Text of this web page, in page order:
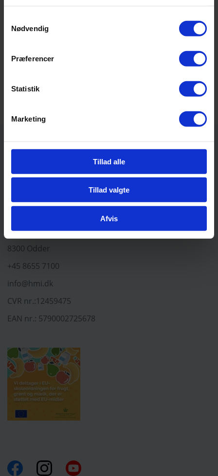
Nødvendig
Præferencer
Statistik
Marketing
Tillad alle
Tillad valgte
Afvis
Hou Maritime Idrætsefterskole
Villavej 13-17, Hou
8300 Odder
+45 8655 7100
info@hmi.dk
CVR nr.:12459475
EAN nr.: 5790002725678